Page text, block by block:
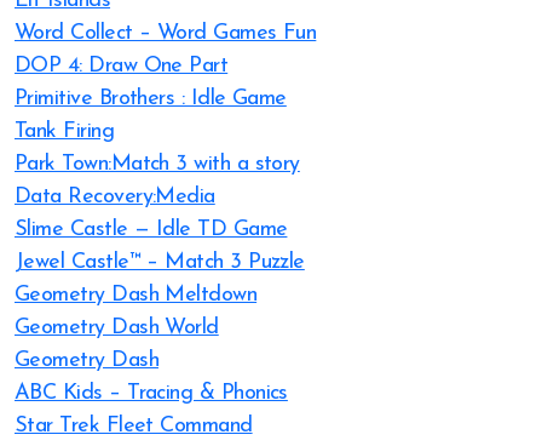
Word Collect – Word Games Fun
DOP 4: Draw One Part
Primitive Brothers : Idle Game
Tank Firing
Park Town:Match 3 with a story
Data Recovery:Media
Slime Castle — Idle TD Game
Jewel Castle™ – Match 3 Puzzle
Geometry Dash Meltdown
Geometry Dash World
Geometry Dash
ABC Kids – Tracing & Phonics
Star Trek Fleet Command